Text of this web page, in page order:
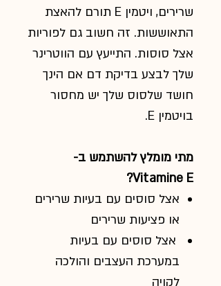
שרירים, ויטמין E תורם להאצת
התאוששות. זה חשוב גם לפוריות
אצל סוסות. התייעץ עם הווטרינר
שלך לבצע בדיקת דם אם הינך
חושד שלסוס שלך יש מחסור
בויטמין E
.
מתי מומלץ להשתמש ב-
Vitamine E?
אצל סוסים עם בעיות שרירים
או פציעות שרירים
אצל סוסים עם בעיות
במערכת העצבים והולכה
לקויה